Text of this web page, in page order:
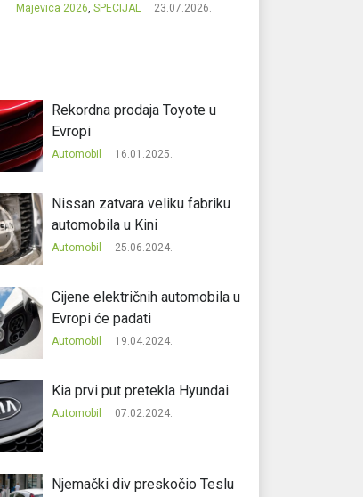
Majevica 2026, SPECIJAL 23.07.2026.
Rekordna prodaja Toyote u
Evropi
Automobil 16.01.2025.
Nissan zatvara veliku fabriku
automobila u Kini
Automobil 25.06.2024.
Cijene električnih automobila u
Evropi će padati
Automobil 19.04.2024.
Kia prvi put pretekla Hyundai
Automobil 07.02.2024.
Njemački div preskočio Teslu